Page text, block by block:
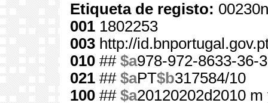
Etiqueta de registo:
001 1802253
003 http://
010 ## $a978-972-8633-36-3
021 ## $aPT$b317584/10
100 ## $a20120202d2010